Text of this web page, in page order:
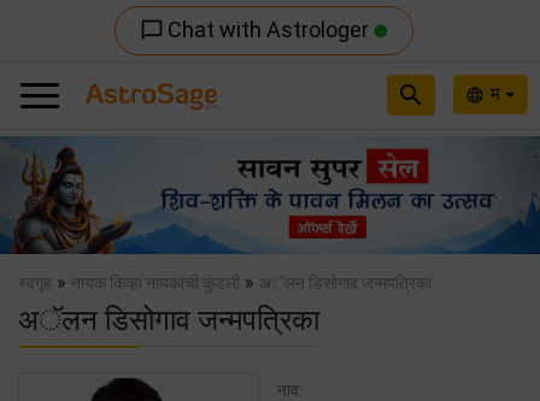
chat_bubble_outline Chat with Astrologer
language म
search
Previous
स्वगृह » नायक किव्हा नायकांची कुंडली » अॅलन डिसोगाव जन्मपत्रिका
अॅलन डिसोगाव जन्मपत्रिका
नाव: